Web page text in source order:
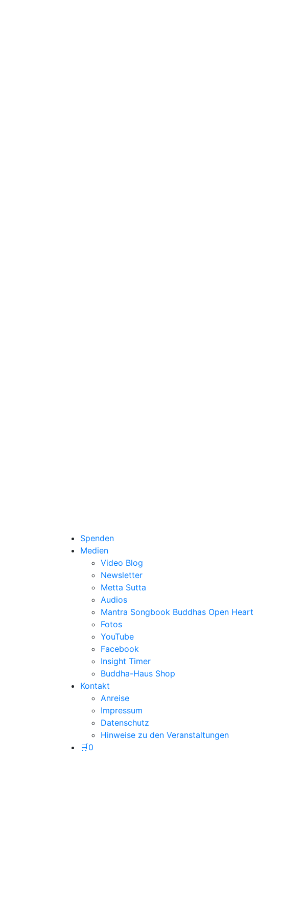
Spenden
Medien
Video Blog
Newsletter
Metta Sutta
Audios
Mantra Songbook Buddhas Open Heart
Fotos
YouTube
Facebook
Insight Timer
Buddha-Haus Shop
Kontakt
Anreise
Impressum
Datenschutz
Hinweise zu den Veranstaltungen
🛒0